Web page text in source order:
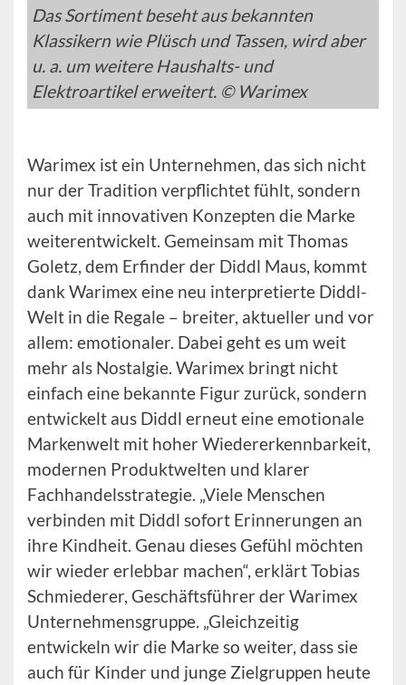
Das Sortiment beseht aus bekannten
Klassikern wie Plüsch und Tassen, wird aber
u. a. um weitere Haushalts- und
Elektroartikel erweitert. © Warimex
Warimex ist ein Unternehmen, das sich nicht
nur der Tradition verpflichtet fühlt, sondern
auch mit innovativen Konzepten die Marke
weiterentwickelt. Gemeinsam mit Thomas
Goletz, dem Erfinder der Diddl Maus, kommt
dank Warimex eine neu interpretierte Diddl-
Welt in die Regale – breiter, aktueller und vor
allem: emotionaler. Dabei geht es um weit
mehr als Nostalgie. Warimex bringt nicht
einfach eine bekannte Figur zurück, sondern
entwickelt aus Diddl erneut eine emotionale
Markenwelt mit hoher Wiedererkennbarkeit,
modernen Produktwelten und klarer
Fachhandelsstrategie. „Viele Menschen
verbinden mit Diddl sofort Erinnerungen an
ihre Kindheit. Genau dieses Gefühl möchten
wir wieder erlebbar machen“, erklärt Tobias
Schmiederer, Geschäftsführer der Warimex
Unternehmensgruppe. „Gleichzeitig
entwickeln wir die Marke so weiter, dass sie
auch für Kinder und junge Zielgruppen heute